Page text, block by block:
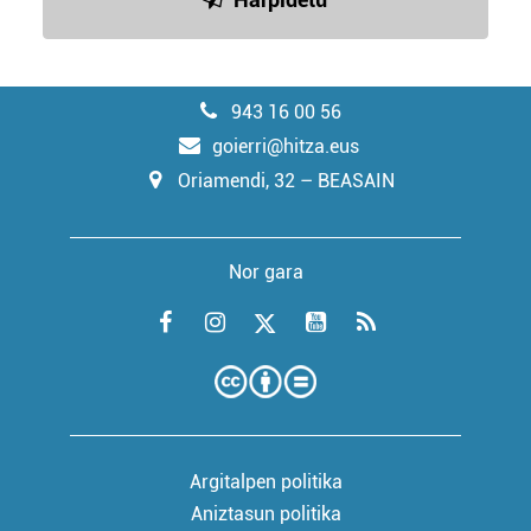
943 16 00 56
goierri@hitza.eus
Oriamendi, 32 – BEASAIN
Nor gara
Argitalpen politika
Aniztasun politika